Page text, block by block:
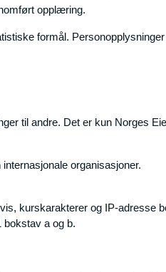
opplæring.
formål.
til andre. Det er kun Norges
organisasjoner.
kurskarakterer og IP-adresse
bokstav a og b.